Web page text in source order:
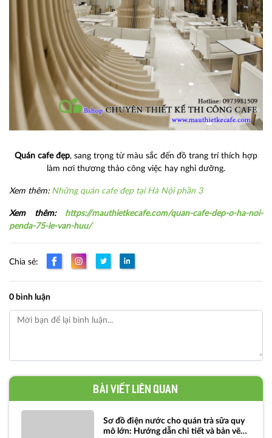
Quán cafe đẹp, sang trọng từ màu sắc đến đồ trang trí thích hợp
làm nơi thương thảo công việc hay nghỉ dưỡng.
Xem thêm: Những quán cafe đẹp tại Hà Nội phần 3
Xem thêm: https://mauthietkecafe.com/quan-cafe-dep-o-ha-noi-
penda-75-le-van-huu/
Chia sẻ:
0 bình luận
Bài viết liên quan
Sơ đồ điện nước cho quán trà sữa quy
mô lớn: Hướng dẫn chi tiết và bản vẽ